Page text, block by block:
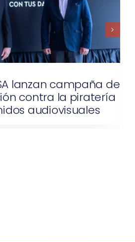
lanzan campaña de
contra la piratería
audiovisuales